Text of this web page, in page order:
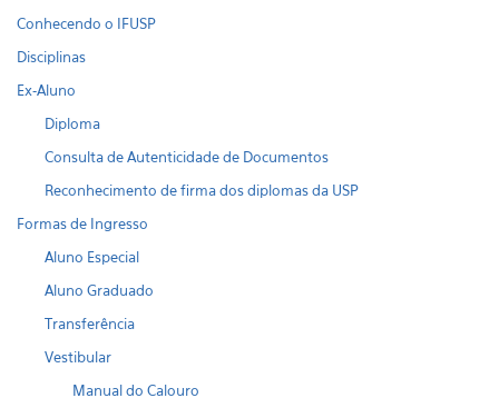
Conhecendo o IFUSP
Disciplinas
Ex-Aluno
Diploma
Consulta de Autenticidade de Documentos
Reconhecimento de firma dos diplomas da USP
Formas de Ingresso
Aluno Especial
Aluno Graduado
Transferência
Vestibular
Manual do Calouro